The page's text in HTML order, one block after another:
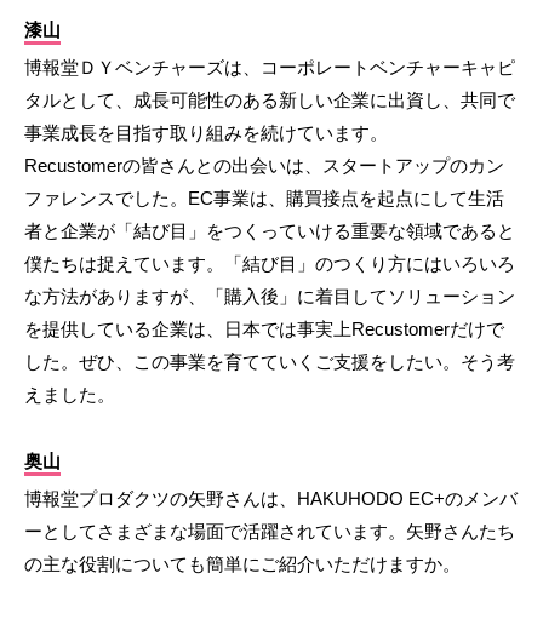
漆山
博報堂ＤＹベンチャーズは、コーポレートベンチャーキャピ
タルとして、成長可能性のある新しい企業に出資し、共同で
事業成長を目指す取り組みを続けています。
Recustomerの皆さんとの出会いは、スタートアップのカン
ファレンスでした。EC事業は、購買接点を起点にして生活
者と企業が「結び目」をつくっていける重要な領域であると
僕たちは捉えています。「結び目」のつくり方にはいろいろ
な方法がありますが、「購入後」に着目してソリューション
を提供している企業は、日本では事実上Recustomerだけで
した。ぜひ、この事業を育てていくご支援をしたい。そう考
えました。
奥山
博報堂プロダクツの矢野さんは、HAKUHODO EC+のメンバ
ーとしてさまざまな場面で活躍されています。矢野さんたち
の主な役割についても簡単にご紹介いただけますか。